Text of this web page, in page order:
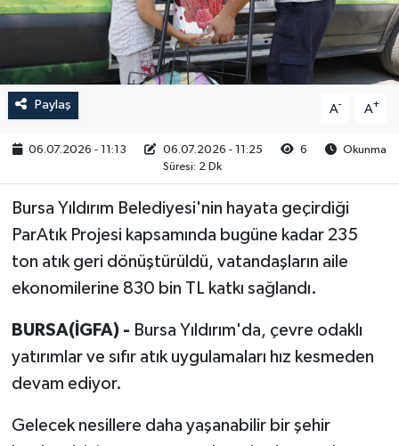
Paylaş A- A+
06.07.2026 - 11:13 06.07.2026 - 11:25 6
Okunma
Süresi: 2 Dk
Bursa Yıldırım Belediyesi'nin hayata geçirdiği
ParAtık Projesi kapsamında bugüne kadar 235
ton atık geri dönüştürüldü, vatandaşların aile
ekonomilerine 830 bin TL katkı sağlandı.
BURSA(İGFA) - Bursa Yıldırım'da, çevre odaklı
yatırımlar ve sıfır atık uygulamaları hız kesmeden
devam ediyor.
Gelecek nesillere daha yaşanabilir bir şehir
RESMİ İLAN